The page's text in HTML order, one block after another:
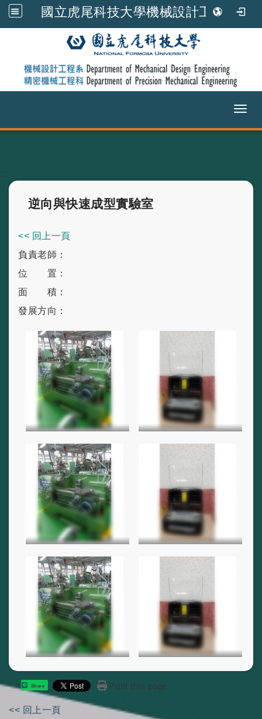
國立虎尾科技大學機械設計工程系
:::
逆向與快速成型實驗室
<< 回上一頁
負責老師：
位 置：
面 積：
發展方向：
Share Print this page
<< 回上一頁